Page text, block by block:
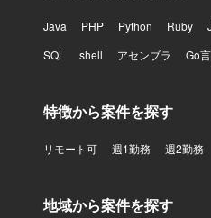
Java PHP Python Ruby
SQL
shell アセンブラ Go
特徴から案件を探す
リモート可 週1勤務 週2勤務
地域から案件を探す